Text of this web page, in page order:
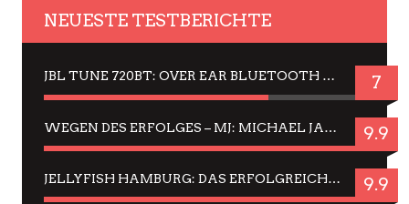
NEUESTE TESTBERICHTE
JBL TUNE 720BT: OVER EAR BLUETOOTH KOPFHÖRER UM DIE 50,-€ IM DAUER-TEST 7
WEGEN DES ERFOLGES – MJ: MICHAEL JACKSON MUSICAL IN EINER MATINEE SEHEN 9.9
JELLYFISH HAMBURG: DAS ERFOLGREICHE SOMMER-MENÜ 2025 IN GEFÜHLEN UND BILDERN 9.9